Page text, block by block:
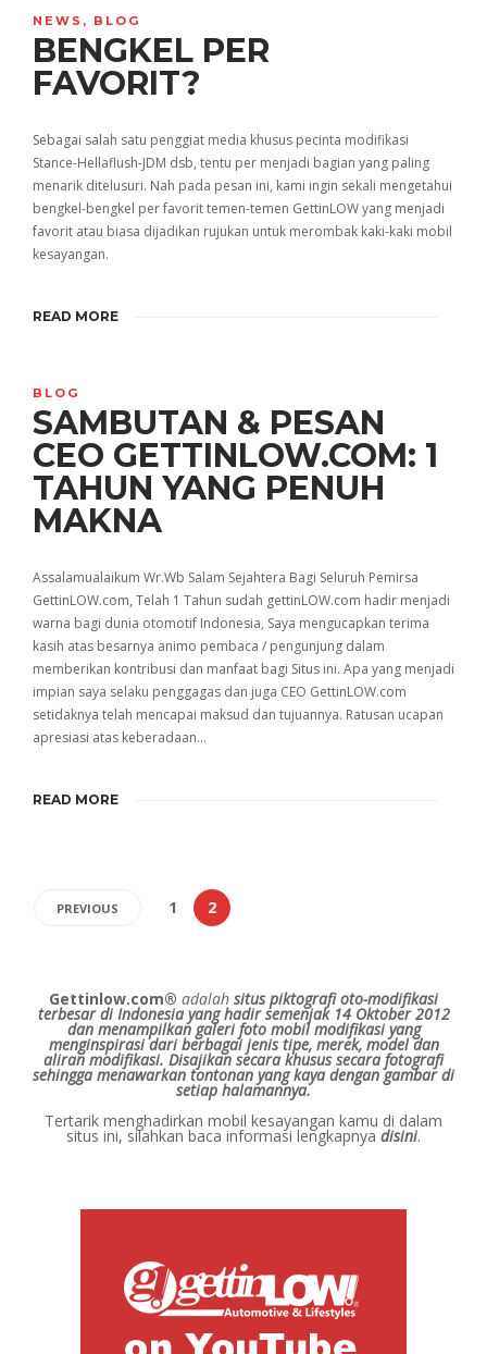
NEWS , BLOG
BENGKEL PER
FAVORIT?
Sebagai salah satu penggiat media khusus pecinta modifikasi
Stance-Hellaflush-JDM dsb, tentu per menjadi bagian yang paling
menarik ditelusuri. Nah pada pesan ini, kami ingin sekali mengetahui
bengkel-bengkel per favorit temen-temen GettinLOW yang menjadi
favorit atau biasa dijadikan rujukan untuk merombak kaki-kaki mobil
kesayangan.
READ MORE
BLOG
SAMBUTAN & PESAN
CEO GETTINLOW.COM: 1
TAHUN YANG PENUH
MAKNA
Assalamualaikum Wr.Wb Salam Sejahtera Bagi Seluruh Pemirsa
GettinLOW.com, Telah 1 Tahun sudah gettinLOW.com hadir menjadi
warna bagi dunia otomotif Indonesia, Saya mengucapkan terima
kasih atas besarnya animo pembaca / pengunjung dalam
memberikan kontribusi dan manfaat bagi Situs ini. Apa yang menjadi
impian saya selaku penggagas dan juga CEO GettinLOW.com
setidaknya telah mencapai maksud dan tujuannya. Ratusan ucapan
apresiasi atas keberadaan…
READ MORE
PREVIOUS 1 2
Gettinlow.com® adalah situs piktografi oto-modifikasi
terbesar di Indonesia yang hadir semenjak 14 Oktober 2012
dan menampilkan galeri foto mobil modifikasi yang
menginspirasi dari berbagai jenis tipe, merek, model dan
aliran modifikasi. Disajikan secara khusus secara fotografi
sehingga menawarkan tontonan yang kaya dengan gambar di
setiap halamannya.
Tertarik menghadirkan mobil kesayangan kamu di dalam
situs ini, silahkan baca informasi lengkapnya disini.